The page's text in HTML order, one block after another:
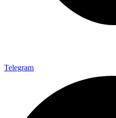
Telegram